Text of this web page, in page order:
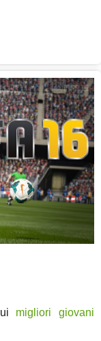
migliori giovani